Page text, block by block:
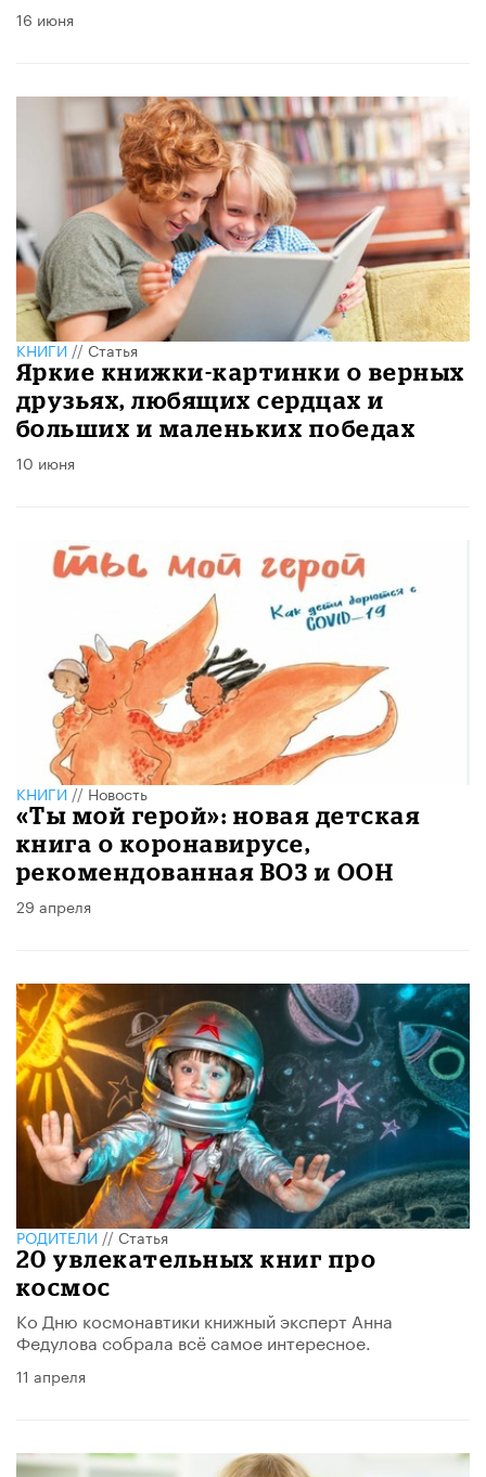
16 июня
КНИГИ//Статья
Яркие книжки-картинки о верных
друзьях, любящих сердцах и
больших и маленьких победах
10 июня
КНИГИ//Новость
«Ты мой герой»: новая детская
книга о коронавирусе,
рекомендованная ВОЗ и ООН
29 апреля
РОДИТЕЛИ//Статья
20 увлекательных книг про
космос
Ко Дню космонавтики книжный эксперт Анна
Федулова собрала всё самое интересное.
11 апреля